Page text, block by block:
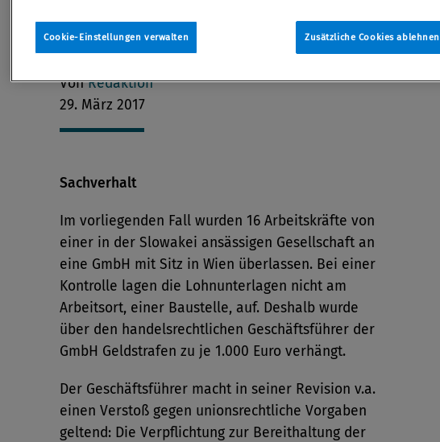
Mail teilen
in deutscher Sprache bereithalten. Das hat der
Verwaltungsgerichtshof entschieden.
VonRedaktion
29. März 2017
Sachverhalt
Im vorliegenden Fall wurden 16 Arbeitskräfte von
einer in der Slowakei ansässigen Gesellschaft an
eine GmbH mit Sitz in Wien überlassen. Bei einer
Kontrolle lagen die Lohnunterlagen nicht am
Arbeitsort, einer Baustelle, auf. Deshalb wurde
über den handelsrechtlichen Geschäftsführer der
GmbH Geldstrafen zu je 1.000 Euro verhängt.
Der Geschäftsführer macht in seiner Revision v.a.
einen Verstoß gegen unionsrechtliche Vorgaben
geltend: Die Verpflichtung zur Bereithaltung der
Zusätzliche Cookies ablehnen
Cookie-Einstellungen verwalten